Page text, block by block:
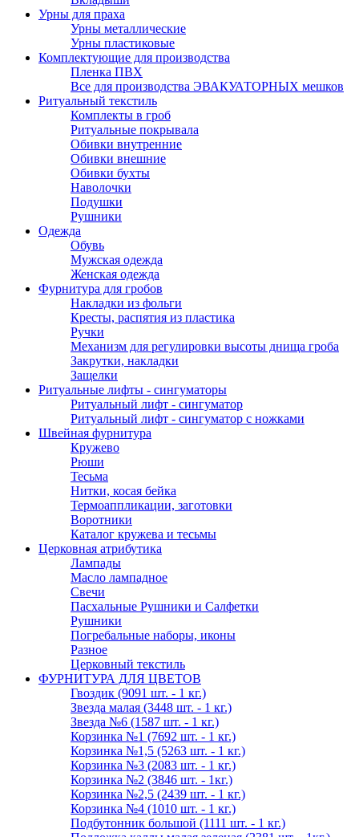
Урны для праха
Урны металлические
Урны пластиковые
Комплектующие для производства
Пленка ПВХ
Все для производства ЭВАКУАТОРНЫХ мешков
Ритуальный текстиль
Комплекты в гроб
Ритуальные покрывала
Обивки внутренние
Обивки внешние
Обивки бухты
Наволочки
Подушки
Рушники
Одежда
Обувь
Мужская одежда
Женская одежда
Фурнитура для гробов
Накладки из фольги
Кресты, распятия из пластика
Ручки
Механизм для регулировки высоты днища гроба
Закрутки, накладки
Защелки
Ритуальные лифты - сингуматоры
Ритуальный лифт - сингуматор
Ритуальный лифт - сингуматор с ножками
Швейная фурнитура
Кружево
Рюши
Тесьма
Нитки, косая бейка
Термоаппликации, заготовки
Воротники
Каталог кружева и тесьмы
Церковная атрибутика
Лампады
Масло лампадное
Свечи
Пасхальные Рушники и Салфетки
Рушники
Погребальные наборы, иконы
Разное
Церковный текстиль
ФУРНИТУРА ДЛЯ ЦВЕТОВ
Гвоздик (9091 шт. - 1 кг.)
Звезда малая (3448 шт. - 1 кг.)
Звезда №6 (1587 шт. - 1 кг.)
Корзинка №1 (7692 шт. - 1 кг.)
Корзинка №1,5 (5263 шт. - 1 кг.)
Корзинка №3 (2083 шт. - 1 кг.)
Корзинка №2 (3846 шт. - 1кг.)
Корзинка №2,5 (2439 шт. - 1 кг.)
Корзинка №4 (1010 шт. - 1 кг.)
Подбутонник большой (1111 шт. - 1 кг.)